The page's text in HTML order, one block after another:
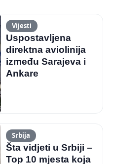
Vijesti
Uspostavljena
direktna aviolinija
između Sarajeva i
Ankare
Srbija
Šta vidjeti u Srbiji –
Top 10 mjesta koja